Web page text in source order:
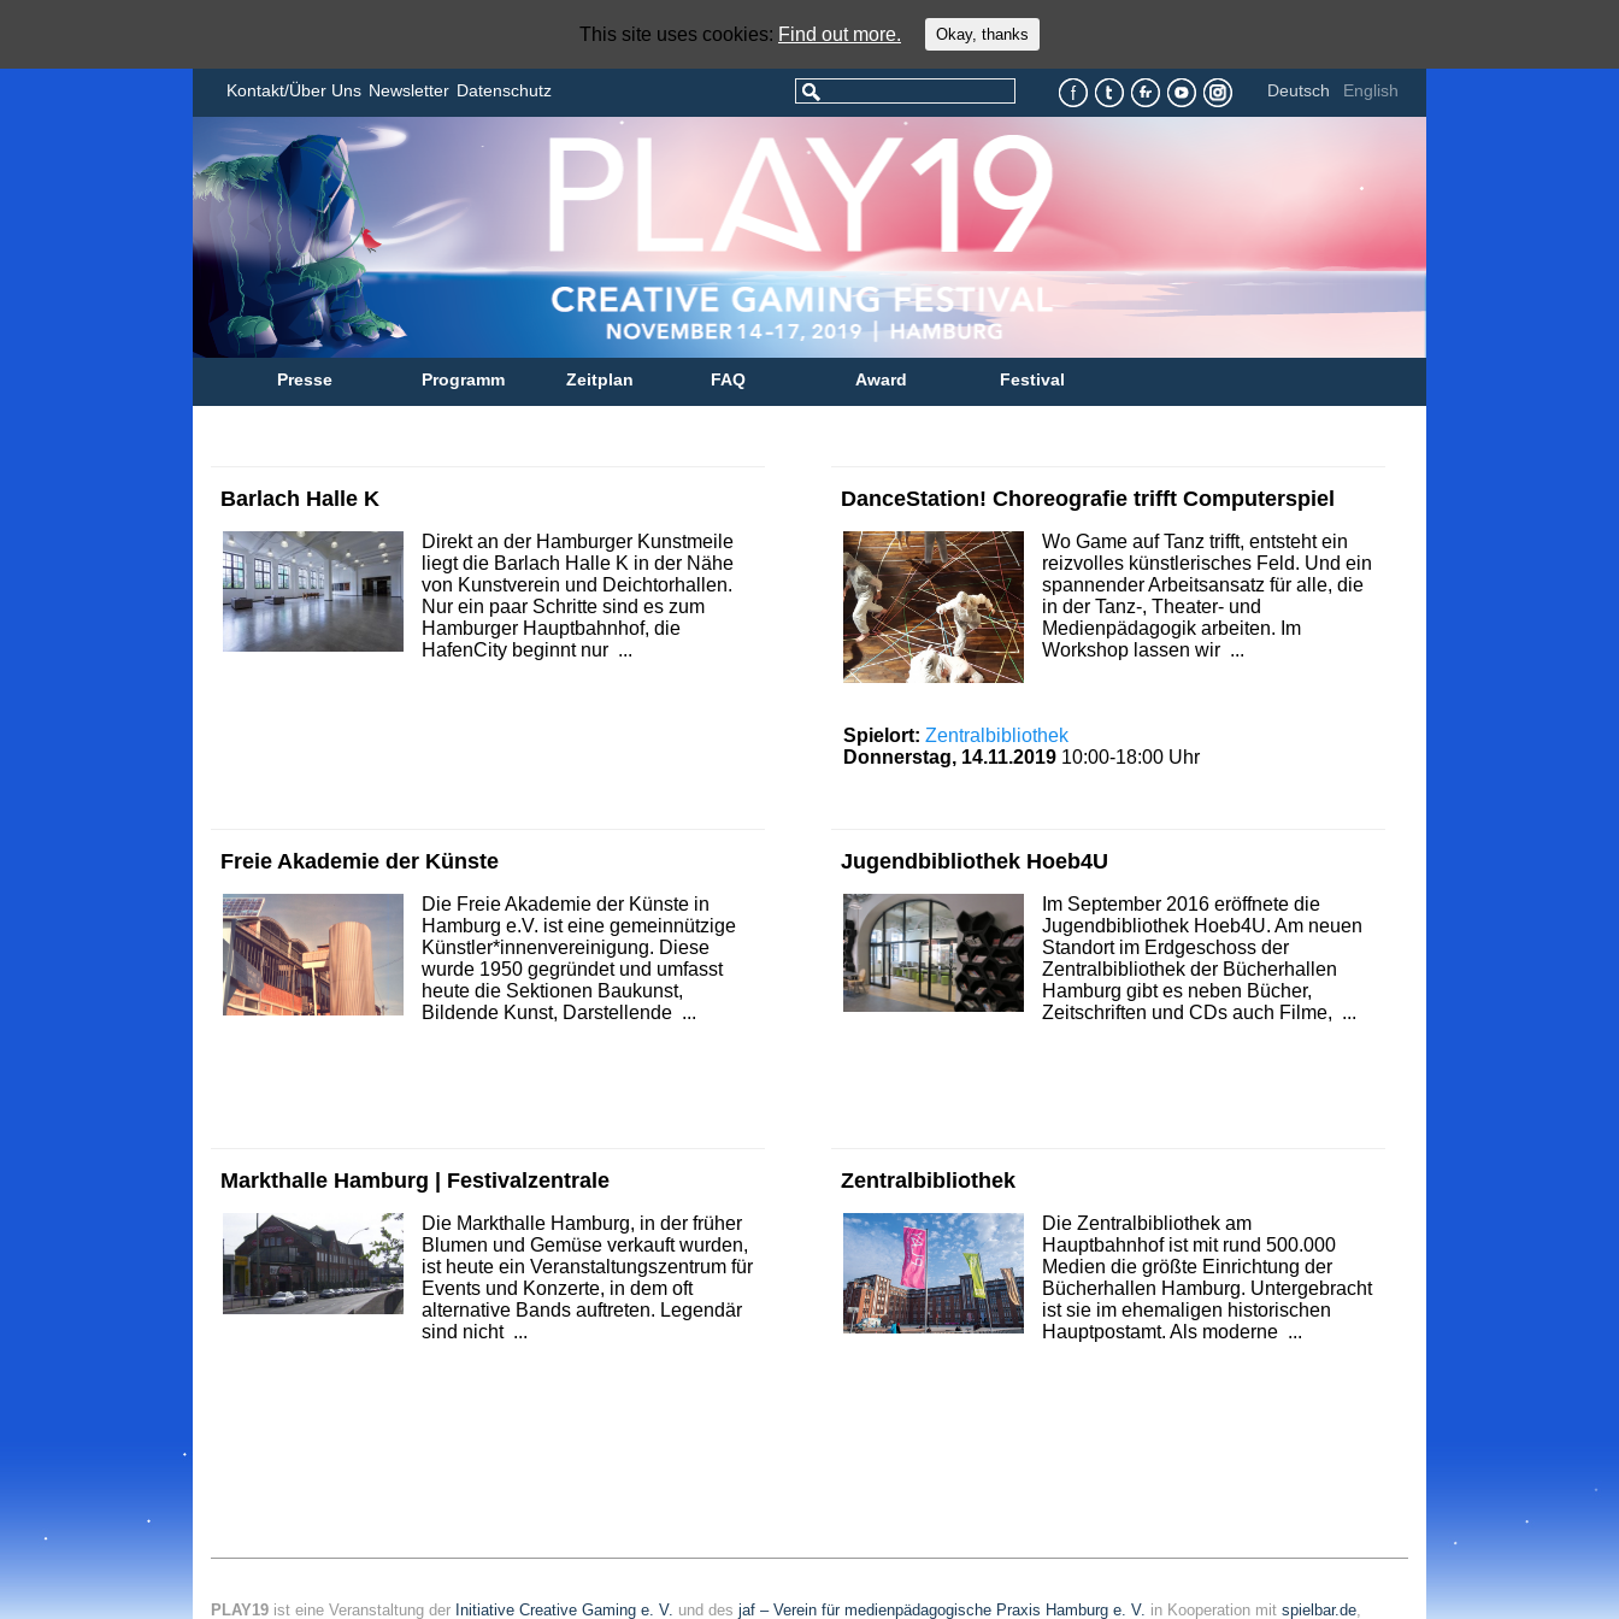
Deutsch English
Kontakt/Über Uns Newsletter Datenschutz
Presse Programm Zeitplan FAQ Award Festival
Barlach Halle K
Direkt an der Hamburger Kunstmeile
liegt die Barlach Halle K in der Nähe
von Kunstverein und Deichtorhallen.
Nur ein paar Schritte sind es zum
Hamburger Hauptbahnhof, die
HafenCity beginnt nur ...
DanceStation! Choreografie trifft Computerspiel
Wo Game auf Tanz trifft, entsteht ein
reizvolles künstlerisches Feld. Und ein
spannender Arbeitsansatz für alle, die
in der Tanz-, Theater- und
Medienpädagogik arbeiten. Im
Workshop lassen wir ...
Spielort: Zentralbibliothek
Donnerstag, 14.11.2019 10:00-18:00 Uhr
Freie Akademie der Künste
Die Freie Akademie der Künste in
Hamburg e.V. ist eine gemeinnützige
Künstler*innenvereinigung. Diese
wurde 1950 gegründet und umfasst
heute die Sektionen Baukunst,
Bildende Kunst, Darstellende ...
Jugendbibliothek Hoeb4U
Im September 2016 eröffnete die
Jugendbibliothek Hoeb4U. Am neuen
Standort im Erdgeschoss der
Zentralbibliothek der Bücherhallen
Hamburg gibt es neben Bücher,
Zeitschriften und CDs auch Filme, ...
Markthalle Hamburg | Festivalzentrale
Die Markthalle Hamburg, in der früher
Blumen und Gemüse verkauft wurden,
ist heute ein Veranstaltungszentrum für
Events und Konzerte, in dem oft
alternative Bands auftreten. Legendär
sind nicht ...
Zentralbibliothek
Die Zentralbibliothek am
Hauptbahnhof ist mit rund 500.000
Medien die größte Einrichtung der
Bücherhallen Hamburg. Untergebracht
ist sie im ehemaligen historischen
Hauptpostamt. Als moderne ...
PLAY19 ist eine Veranstaltung der Initiative Creative Gaming e. V. und des jaf – Verein für medienpädagogische Praxis Hamburg e. V. in Kooperation mit spielbar.de,
This site uses cookies: Find out more. Okay, thanks